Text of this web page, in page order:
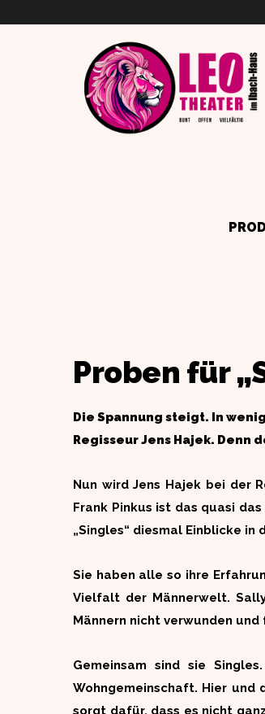
Proben für
Die Spannung steigt. In
Regisseur Jens Hajek. Denn
Nun wird Jens Hajek bei der
Frank Pinkus ist das quasi
„Singles“ diesmal Einblicke in
Sie haben alle so ihre
Vielfalt der Männerwelt.
Männern nicht verwunden
Gemeinsam sind sie
Wohngemeinschaft. Hier
sorgt dafür, dass es nicht